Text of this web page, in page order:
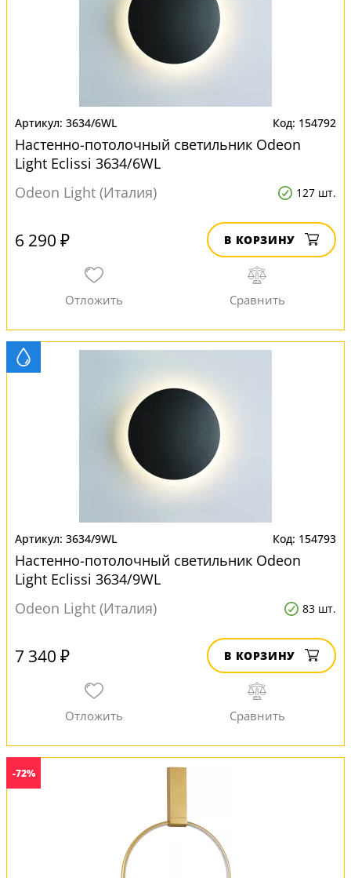
3634/6WL 154792
Настенно-потолочный светильник Odeon
Light Eclissi 3634/6WL
Odeon Light (Италия)
127 шт.
6 290 ₽ В КОРЗИНУ
3634/9WL 154793
Настенно-потолочный светильник Odeon
Light Eclissi 3634/9WL
Odeon Light (Италия)
83 шт.
7 340 ₽ В КОРЗИНУ
-72%